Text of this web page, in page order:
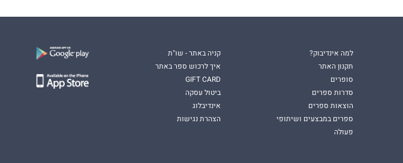
למה אינדיבוק?
תקנון האתר
סופרים
סדרות ספרים
הוצאות ספרים
ספרים במבצעים ושיתופי
פעולה
קניה באתר - שו"ת
איך לרכוש ספר באתר
GIFT CARD
ביטול עסקה
אינדיבלוג
הצהרת נגישות